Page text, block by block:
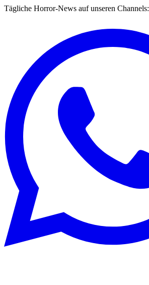
Tägliche Horror-News auf unseren Channels: